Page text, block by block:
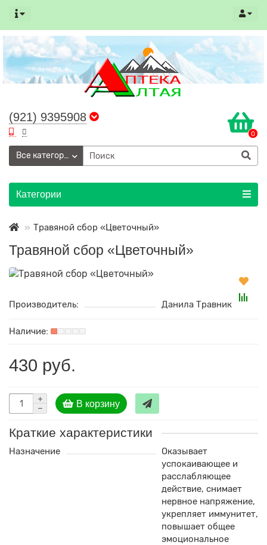
(921) 9395908
0
Все категории
Категории
Травяной сбор «Цветочный»
Травяной сбор «Цветочный»
Производитель: Данила Травник
430 руб.
В корзину
Краткие характеристики
Назначение
Оказывает
успокаивающее и
расслабляющее
действие, снимает
нервное напряжение,
укрепляет иммунитет,
повышает общее
эмоциональное